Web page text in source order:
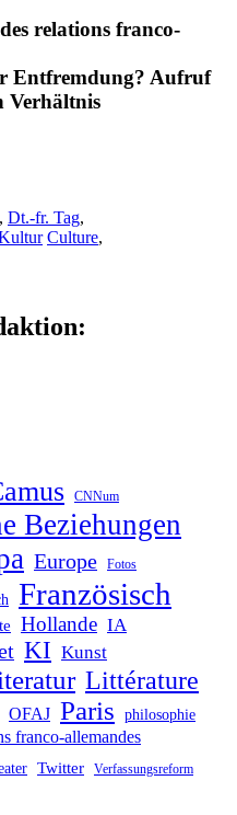
relations franco-
Entfremdung? Aufruf
Verhältnis
, Dt.-fr. Tag,
Culture,
CNNum
Beziehungen
Europe Fotos
Französisch
Hollande IA
KI Kunst
Littérature
OFAJ Paris philosophie
franco-allemandes
Twitter Verfassungsreform